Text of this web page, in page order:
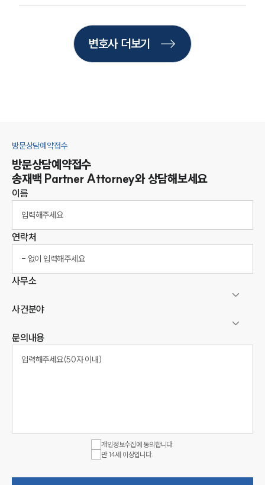
변호사 더보기
방문상담예약접수
방문상담예약접수
송재백 Partner Attorney와 상담해보세요
이름
연락처
사무소
사건분야
문의내용
개인정보수집에 동의합니다.
만 14세 이상입니다.